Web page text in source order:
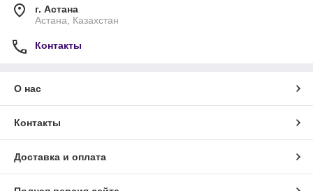
г. Астана
Астана, Казахстан
Контакты
О нас
Контакты
Доставка и оплата